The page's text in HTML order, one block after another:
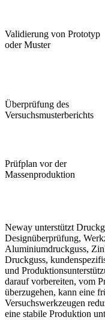
Validierung von Prototyp
oder Muster
Überprüfung des
Versuchsmusterberichts
Prüfplan vor der
Massenproduktion
Neway unterstützt
Designüberprüfung,
Aluminiumdruckguss,
Druckguss,
und
darauf vorbereiten, vom
überzugehen, kann eine
Versuchswerkzeugen
eine stabile Produktion